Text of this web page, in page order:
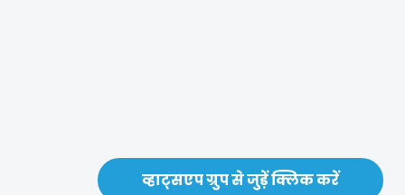
व्हाट्सएप ग्रुप से जुड़ें क्लिक करें